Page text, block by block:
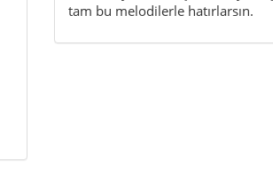
tam bu melodilerle hatırlarsın.